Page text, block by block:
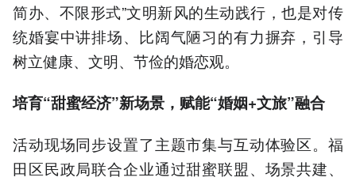
简办、不限形式”文明新风的生动践行，也是对传
统婚宴中讲排场、比阔气陋习的有力摒弃，引导
树立健康、文明、节俭的婚恋观。
培育“甜蜜经济”新场景，赋能“婚姻+文旅”融合
活动现场同步设置了主题市集与互动体验区。福
田区民政局联合企业通过甜蜜联盟、场景共建、